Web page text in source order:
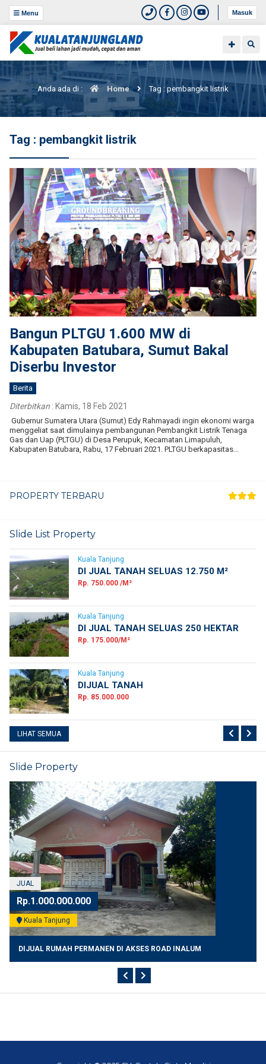
Menu Masuk
Anda ada di : Home Tag : pembangkit listrik
Tag : pembangkit listrik
Bangun PLTGU 1.600 MW di
Kabupaten Batubara, Sumut Bakal
Diserbu Investor
Berita
Diterbitkan : Kamis, 18 Feb 2021
Gubernur Sumatera Utara (Sumut) Edy Rahmayadi ingin ekonomi warga
menggeliat saat dimulainya pembangunan Pembangkit Listrik Tenaga
Gas dan Uap (PLTGU) di Desa Perupuk, Kecamatan Limapuluh,
Kabupaten Batubara, Rabu, 17 Februari 2021. PLTGU berkapasitas...
PROPERTY TERBARU
Slide List Property
Kuala Tanjung
DI JUAL TANAH SELUAS 12.750 M²
Rp. 750.000 /M²
Kuala Tanjung
DI JUAL TANAH SELUAS 250 HEKTAR
Rp. 175.000/M²
Kuala Tanjung
DIJUAL TANAH
Rp. 85.000.000
LIHAT SEMUA
Slide Property
JUAL
Rp.1.000.000.000
Kuala Tanjung
DIJUAL RUMAH PERMANEN DI AKSES ROAD INALUM